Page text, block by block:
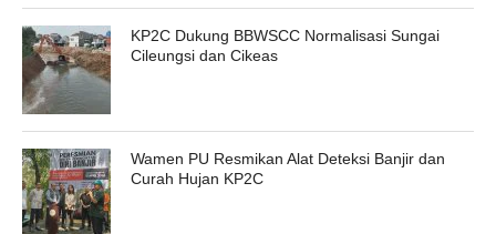
KP2C Dukung BBWSCC Normalisasi Sungai
Cileungsi dan Cikeas
Wamen PU Resmikan Alat Deteksi Banjir dan
Curah Hujan KP2C